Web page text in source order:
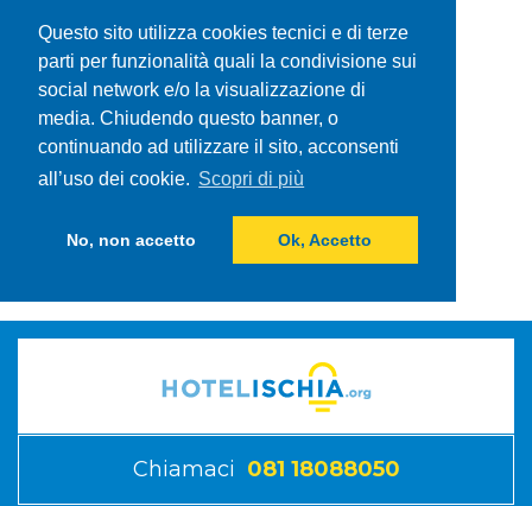
Questo sito utilizza cookies tecnici e di terze
parti per funzionalità quali la condivisione sui
social network e/o la visualizzazione di
media. Chiudendo questo banner, o
continuando ad utilizzare il sito, acconsenti
all’uso dei cookie. Scopri di più
No, non accetto Ok, Accetto
Chiamaci 081 18088050